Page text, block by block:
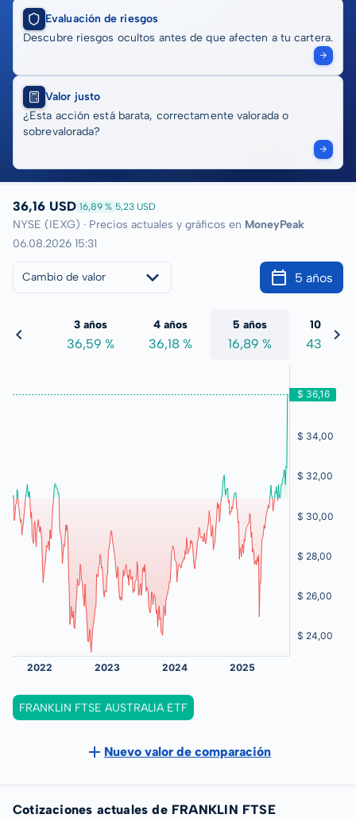
Evaluación de riesgos
Descubre riesgos ocultos antes de que afecten a tu cartera.
Valor justo
¿Esta acción está barata, correctamente valorada o
sobrevalorada?
36,16 USD 16,89 % 5,23 USD
NYSE (IEXG) · Precios actuales y gráficos en MoneyPeak
06.08.2026 15:31
Cambio de valor 5 años
%
3 años
36,59 %
4 años
36,18 %
5 años
16,89 %
10 años
43,70 %
FRANKLIN FTSE AUSTRALIA ETF
Nuevo valor de comparación
Cotizaciones actuales de FRANKLIN FTSE